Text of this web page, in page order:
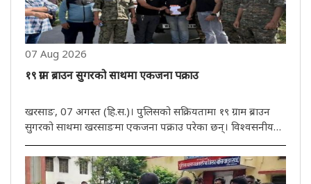
07 Aug 2026
१९ ग्राम ब्राउन सुगरको साथमा एकजना पक्राउ
खरसाङ, 07 अगस्त (हि.स.)। पुलिसको सक्रियतामा १९ ग्राम ब्राउन
सुगरको साथमा खरसाङमा एकजना पक्राउ परेका छन्। विश्वसनीय
खरसाङ बाइपास रोड क्षेत्रबाट एक व्यक्तिलाई पक्राउ गरेको छ।
खोजीको क्रममा ..